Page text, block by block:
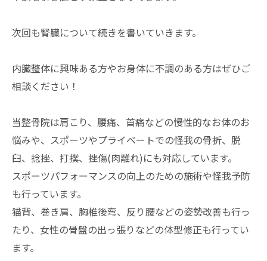
次回も腎臓について続きを書いていきます。
内臓整体に興味ある方やお身体に不調のある方はぜひご
相談ください！
当整骨院は肩こり、腰痛、首痛などの慢性的なお体のお
悩みや、スポーツやプライベートでの怪我の骨折、脱
臼、捻挫、打撲、挫傷(肉離れ)にも対応しています。
スポーツパフォーマンスの向上のための施術や怪我予防
も行っています。
猫背、巻き肩、胸椎後弯、反り腰などの姿勢改善も行っ
たり、女性の骨盤の出っ張りなどの体型修正も行ってい
ます。